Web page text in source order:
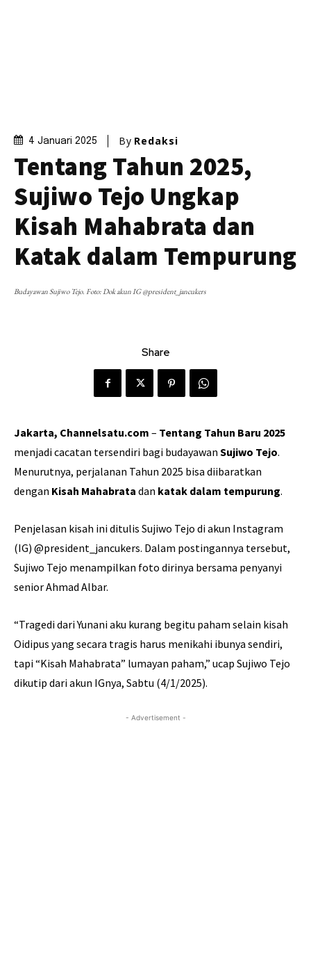
4 Januari 2025 By Redaksi
Tentang Tahun 2025,
Sujiwo Tejo Ungkap
Kisah Mahabrata dan
Katak dalam Tempurung
Budayawan Sujiwo Tejo. Foto: Dok akun IG @president_jancukers
Share
Jakarta, Channelsatu.com – Tentang Tahun Baru 2025
menjadi cacatan tersendiri bagi budayawan Sujiwo Tejo.
Menurutnya, perjalanan Tahun 2025 bisa diibaratkan
dengan Kisah Mahabrata dan katak dalam tempurung.
Penjelasan kisah ini ditulis Sujiwo Tejo di akun Instagram
(IG) @president_jancukers. Dalam postingannya tersebut,
Sujiwo Tejo menampilkan foto dirinya bersama penyanyi
senior Ahmad Albar.
“Tragedi dari Yunani aku kurang begitu paham selain kisah
Oidipus yang secara tragis harus menikahi ibunya sendiri,
tapi “Kisah Mahabrata” lumayan paham,” ucap Sujiwo Tejo
dikutip dari akun IGnya, Sabtu (4/1/2025).
- Advertisement -